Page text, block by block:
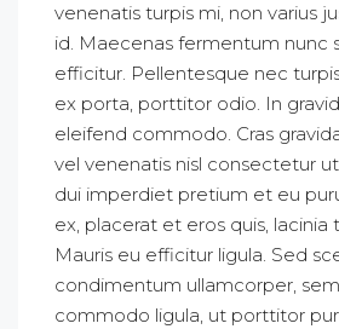
venenatis turpis mi, non varius
id. Maecenas fermentum nunc
efficitur. Pellentesque nec
ex porta, porttitor odio. In
eleifend commodo. Cras
vel venenatis nisl consectetur
dui imperdiet pretium et eu
ex, placerat et eros quis, lacinia
Mauris eu efficitur ligula. Sed
condimentum ullamcorper,
commodo ligula, ut porttitor